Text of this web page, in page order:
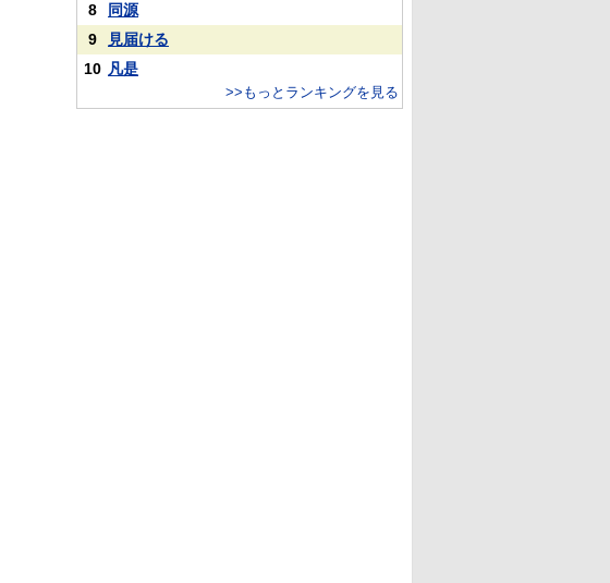
8
同源
9
見届ける
10 凡是
>>もっとランキングを見る